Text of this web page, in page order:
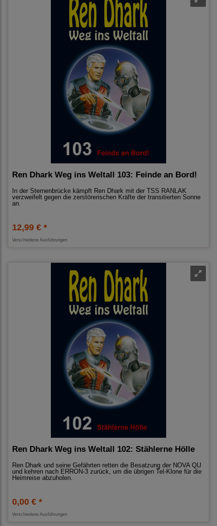
Ren Dhark Weg ins Weltall 103: Feinde an Bord!
In der Sternenbrücke kämpft Ren Dhark mit der TSS RANLAK
verzweifelt gegen die zerstörerischen Kräfte der transitierten Sonne
an.
12,99 € *
Verschiedene Ausführungen
Ren Dhark Weg ins Weltall 102: Stählerne Hölle
Ren Dhark und seine Gefährten retten die Besatzung der NOVA QU
und kehren nach ERRON-3 zurück, um die übrigen Tel-Klone für die
Heimreise abzuholen.
0,00 € *
Verschiedene Ausführungen